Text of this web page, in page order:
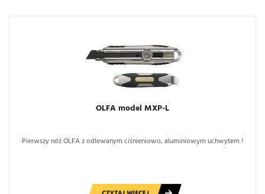
OLFA model MXP-L
Pierwszy nóż OLFA z odlewanym ciśnieniowo, aluminiowym uchwytem !